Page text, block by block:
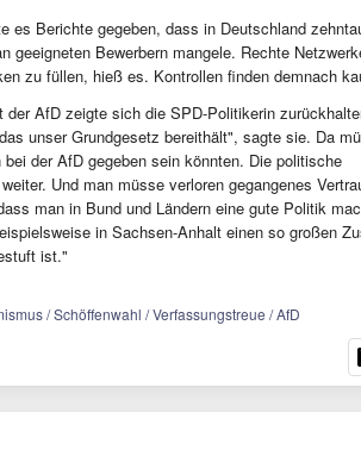
es Berichte gegeben, dass in Deutschland
geeigneten Bewerbern mangele. Rechte
zu füllen, hieß es. Kontrollen finden demnach
der AfD zeigte sich die SPD-Politikerin
unser Grundgesetz bereithält", sagte sie. Da
der AfD gegeben sein könnten. Die politische
Und man müsse verloren gegangenes
man in Bund und Ländern eine gute Politik
in Sachsen-Anhalt einen so großen
ist."
/ Schöffenwahl / Verfassungstreue / AfD